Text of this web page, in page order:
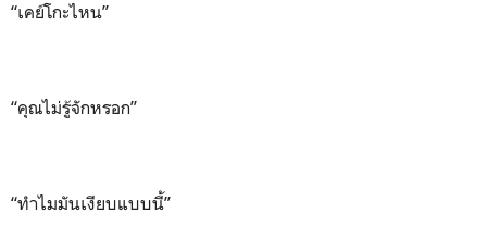
“เคย์โกะไหน”
“คุณไม่รู้จักหรอก”
“ทำไมมันเงียบแบบนี้”